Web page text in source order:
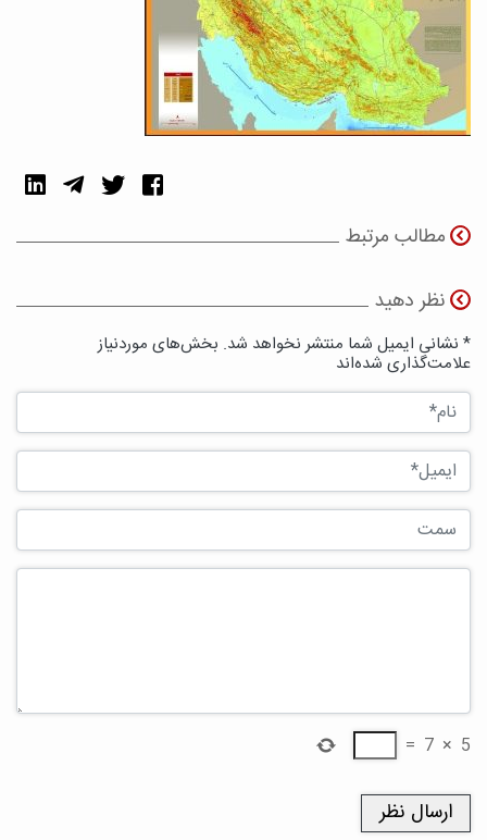
مطالب مرتبط
نظر دهید
* نشانی ایمیل شما منتشر نخواهد شد. بخش‌های موردنیاز
علامت‌گذاری شده‌اند
5
×
7
=